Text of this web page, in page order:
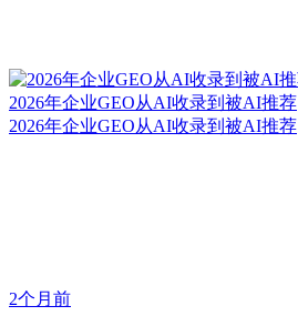
2026年企业GEO从AI收录到被AI推荐
2026年企业GEO从AI收录到被AI推荐
2个月前